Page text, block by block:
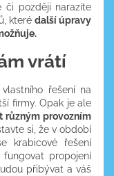
či později narazíte
kterédalší úpravy
vrátí
řešení na
firmy. Opak je ale
různým provozním
si, že v období
krabicové řešení
propojení
přibývat a váš